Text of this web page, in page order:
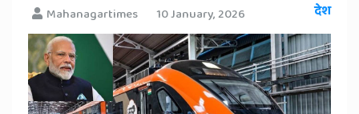
Mahanagartimes 10 January, 2026 देश